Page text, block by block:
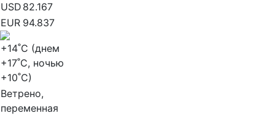
USD 82.167
EUR 94.837
+14˚C (днем
+17˚C, ночью
+10˚C)
Ветрено,
переменная